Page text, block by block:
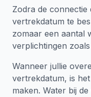
Zodra de connectie
vertrekdatum te
zomaar een aantal
verplichtingen
Wanneer jullie
vertrekdatum, is
maken. Water bij